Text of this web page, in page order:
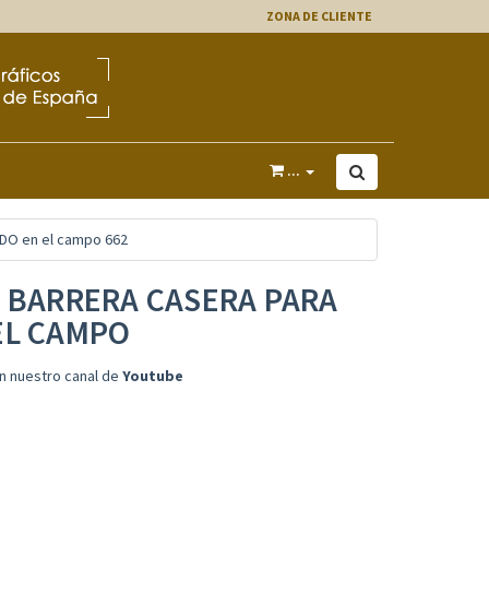
ZONA DE CLIENTE
...
en el campo 662
CASERA PARA
CAMPO
nuestro canal de Youtube